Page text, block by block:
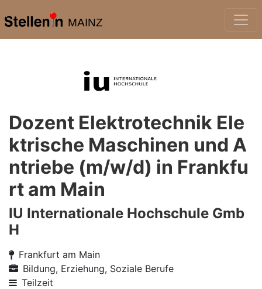
MAINZ
Dozent Elektrotechnik Ele
ktrische Maschinen und A
ntriebe (m/w/d) in Frankfu
rt am Main
IU Internationale Hochschule Gmb
H
Frankfurt am Main
Bildung, Erziehung, Soziale Berufe
Teilzeit